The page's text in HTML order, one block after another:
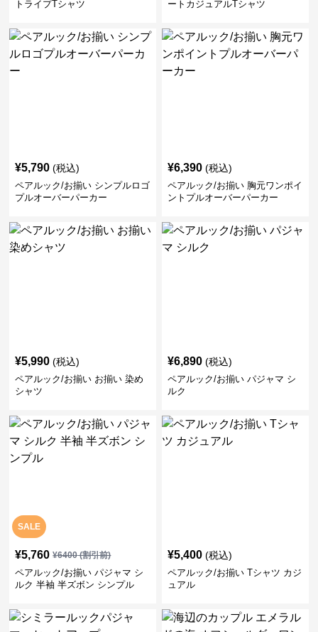
トライプTシャツ
ートカジュアルTシャツ
¥5,790 (税込)
ペアルック/お揃い シンプルロゴ
プルオーバーパーカー
¥6,390 (税込)
ペアルック/お揃い 胸元ワンポイ
ントプルオーバーパーカー
¥5,990 (税込)
ペアルック/お揃い お揃い 染め
シャツ
¥6,890 (税込)
ペアルック/お揃い パジャマ シ
ルク
SALE
¥5,760 ¥6400(割引前)
ペアルック/お揃い パジャマ シ
ルク 半袖 半ズボン シンプル
¥5,400 (税込)
ペアルック/お揃い Tシャツ カジ
ュアル